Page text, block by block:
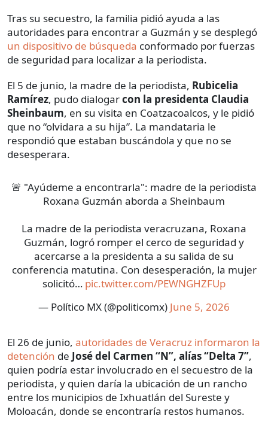
Tras su secuestro, la familia pidió ayuda a las
autoridades para encontrar a Guzmán y se desplegó
un dispositivo de búsqueda conformado por fuerzas
de seguridad para localizar a la periodista.
El 5 de junio, la madre de la periodista, Rubicelia
Ramírez, pudo dialogarcon la presidenta Claudia
Sheinbaum, en su visita en Coatzacoalcos, y le pidió
que no “olvidara a su hija”. La mandataria le
respondió que estaban buscándola y que no se
desesperara.
🚨 "Ayúdeme a encontrarla": madre de la periodista
Roxana Guzmán aborda a Sheinbaum
La madre de la periodista veracruzana, Roxana
Guzmán, logró romper el cerco de seguridad y
acercarse a la presidenta a su salida de su
conferencia matutina. Con desesperación, la mujer
solicitó… pic.twitter.com/PEWNGHZFUp
— Político MX (@politicomx) June 5, 2026
El 26 de junio, autoridades de Veracruz informaron la
detención de José del Carmen “N”, alías “Delta 7”,
quien podría estar involucrado en el secuestro de la
periodista, y quien daría la ubicación de un rancho
entre los municipios de Ixhuatlán del Sureste y
Moloacán, donde se encontraría restos humanos.